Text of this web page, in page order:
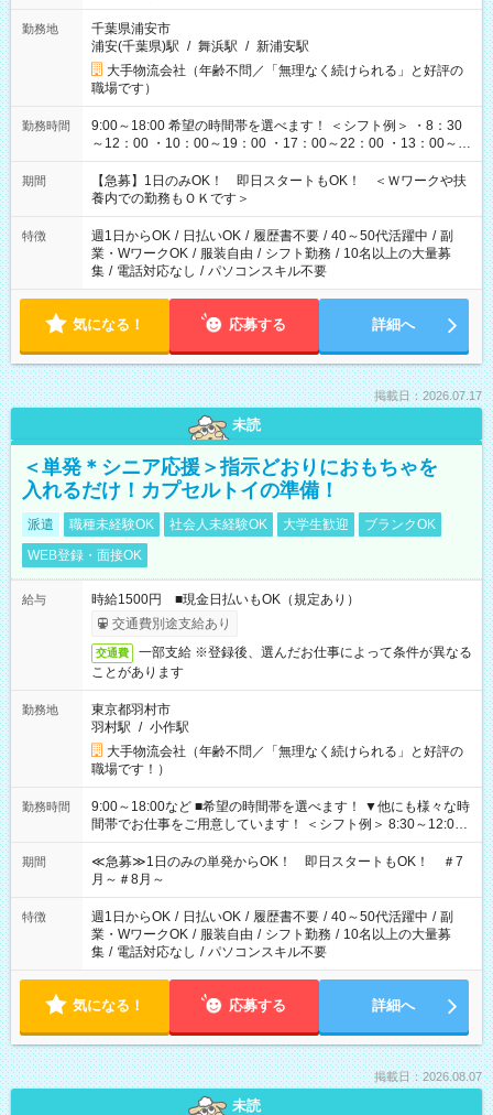
勤務地
千葉県浦安市
浦安(千葉県)駅 / 舞浜駅 / 新浦安駅
大手物流会社（年齢不問／「無理なく続けられる」と好評の
職場です）
勤務時間
9:00～18:00 希望の時間帯を選べます！ ＜シフト例＞ ・8：30
～12：00 ・10：00～19：00 ・17：00～22：00 ・13：00～
22：00 ・22：00～翌6：00 など
期間
【急募】1日のみOK！ 即日スタートもOK！ ＜Ｗワークや扶
養内での勤務もＯＫです＞
特徴 週1日からOK / 日払いOK / 履歴書不要 / 40～50代活躍中 / 副
業・WワークOK / 服装自由 / シフト勤務 / 10名以上の大量募
集 / 電話対応なし / パソコンスキル不要
気になる！ 応募する 詳細へ
掲載日：2026.07.17
未読
＜単発＊シニア応援＞指示どおりにおもちゃを
入れるだけ！カプセルトイの準備！
派遣 職種未経験OK 社会人未経験OK 大学生歓迎
ブランクOK
WEB登録・面接OK
給与
時給1500円 ■現金日払いもOK（規定あり）
交通費別途支給あり
交通費
一部支給 ※登録後、選んだお仕事によって条件が異なる
ことがあります
勤務地
東京都羽村市
羽村駅 / 小作駅
大手物流会社（年齢不問／「無理なく続けられる」と好評の
職場です！）
勤務時間
9:00～18:00など ■希望の時間帯を選べます！ ▼他にも様々な時
間帯でお仕事をご用意しています！ ＜シフト例＞ 8:30～12:00
17:00～22:00 13:00～22:00 22:00～翌6:00 など
期間
≪急募≫1日のみの単発からOK！ 即日スタートもOK！ ＃7
月～＃8月～
特徴 週1日からOK / 日払いOK / 履歴書不要 / 40～50代活躍中 / 副
業・WワークOK / 服装自由 / シフト勤務 / 10名以上の大量募
集 / 電話対応なし / パソコンスキル不要
気になる！ 応募する 詳細へ
掲載日：2026.08.07
未読